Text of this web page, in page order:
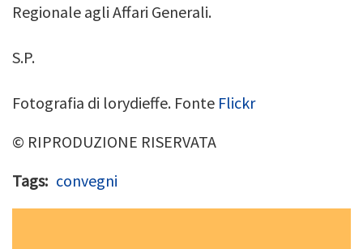
Regionale agli Affari Generali.
S.P.
Fotografia di lorydieffe. Fonte Flickr
© RIPRODUZIONE RISERVATA
Tags convegni